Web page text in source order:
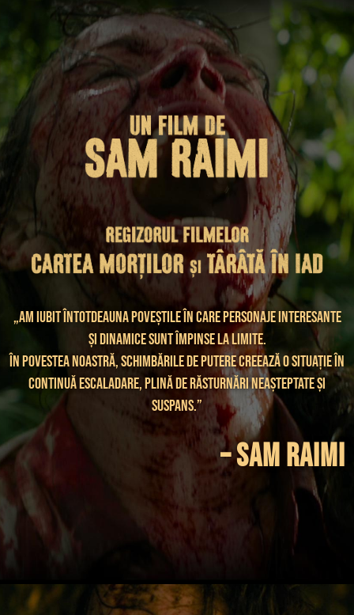
„Am iubit întotdeauna poveștile în care personaje interesante
și dinamice sunt împinse la limite.
În povestea noastră, schimbările de putere creează o situație în
continuă escaladare, plină de răsturnări neașteptate și
suspans.”
– Sam Raimi